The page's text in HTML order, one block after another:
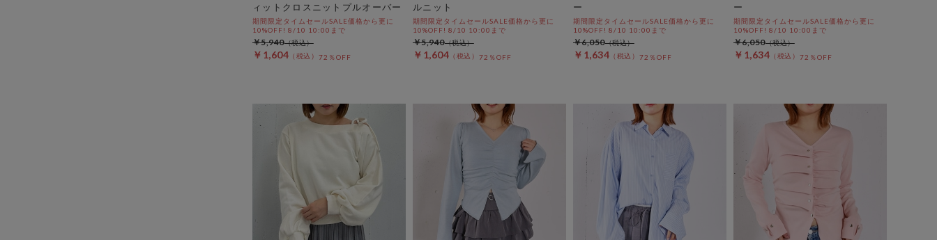
ィットクロスニットプルオーバー
期間限定タイムセールSALE価格から更に
10%OFF! 8/10 10:00まで
￥1,604 72％OFF
￥5,940
ルニット
期間限定タイムセールSALE価格から更に
10%OFF! 8/10 10:00まで
￥1,604 72％OFF
￥5,940
ー
期間限定タイムセールSALE価格から更に
10%OFF! 8/10 10:00まで
￥1,634 72％OFF
￥6,050
ー
期間限定タイムセールSALE価格から更に
10%OFF! 8/10 10:00まで
￥1,634 72％OFF
￥6,050